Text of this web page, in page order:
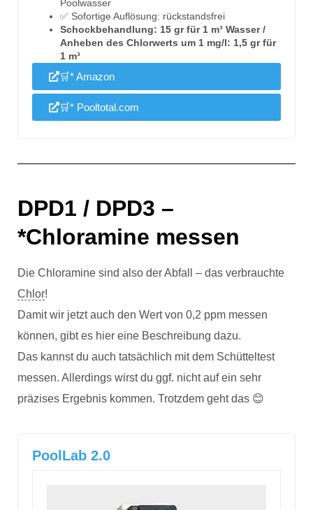
Poolwasser
✅ Sofortige Auflösung: rückstandsfrei
Schockbehandlung: 15 gr für 1 m³ Wasser /
Anheben des Chlorwerts um 1 mg/l: 1,5 gr für
1 m³
🛒* Amazon
🛒* Pooltotal.com
DPD1 / DPD3 –
*Chloramine messen
Die Chloramine sind also der Abfall – das verbrauchte
Chlor!
Damit wir jetzt auch den Wert von 0,2 ppm messen
können, gibt es hier eine Beschreibung dazu.
Das kannst du auch tatsächlich mit dem Schütteltest
messen. Allerdings wirst du ggf. nicht auf ein sehr
präzises Ergebnis kommen. Trotzdem geht das 😊
PoolLab 2.0